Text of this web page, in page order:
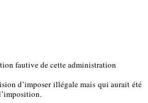
fautive de cette administration
d’imposer illégale mais qui aurait été